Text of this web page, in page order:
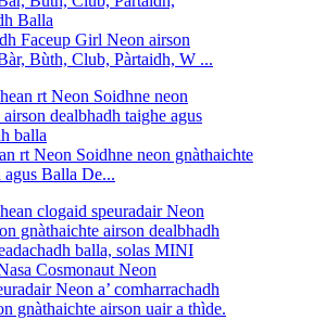
Faceup Girl Neon airson
Bùth, Club, Pàrtaidh, W ...
rt Neon Soidhne neon gnàthaichte
agus Balla De...
Neon a’ comharrachadh
gnàthaichte airson uair a thìde.